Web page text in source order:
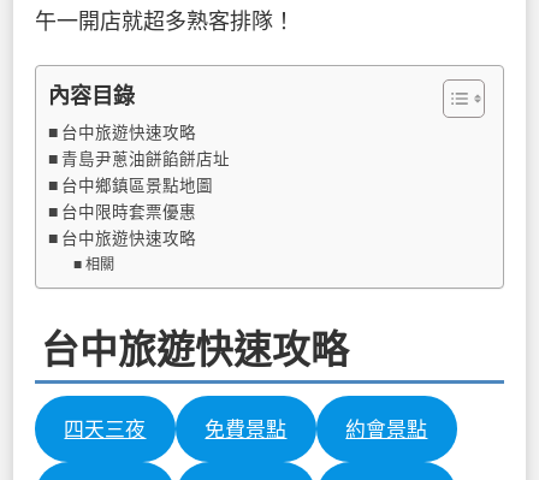
午一開店就超多熟客排隊！
內容目錄
台中旅遊快速攻略
青島尹蔥油餅餡餅店址
台中鄉鎮區景點地圖
台中限時套票優惠
台中旅遊快速攻略
相關
台中旅遊快速攻略
四天三夜 免費景點 約會景點